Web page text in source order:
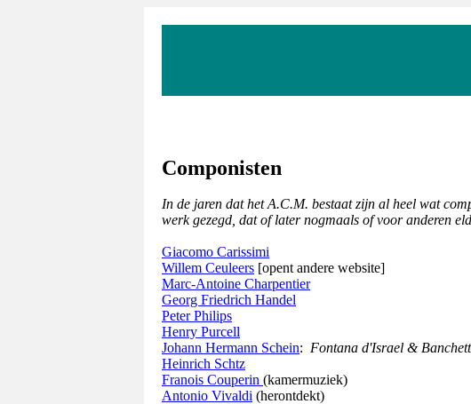
Componisten
In de jaren dat het A.C.M. bestaat zijn al heel wat
werk gezegd, dat of later nogmaals of voor anderen
Giacomo Carissimi
Willem Ceuleers [opent andere website]
Marc-Antoine Charpentier
Georg Friedrich Handel
Peter Philips
Henry Purcell
Johann Hermann Schein: Fontana d'Israel &
Heinrich Schtz
Franois Couperin (kamermuziek)
Antonio Vivaldi (herontdekt)